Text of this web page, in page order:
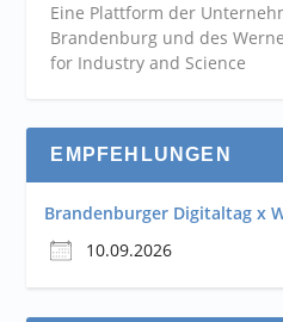
Eine Plattform der
Brandenburg und des
for Industry and Science
EMPFEHLUNGEN
Brandenburger Digitaltag x
10.09.2026